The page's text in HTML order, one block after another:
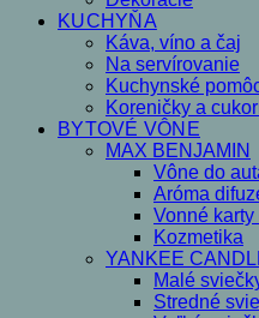
KUCHYŇA
Káva, víno a čaj
Na servírovanie
Kuchynské
Koreničky a
BYTOVÉ VÔNE
MAX BENJAMIN
Vône do
Aróma
Vonné
Kozmetika
YANKEE
Malé
Stredné